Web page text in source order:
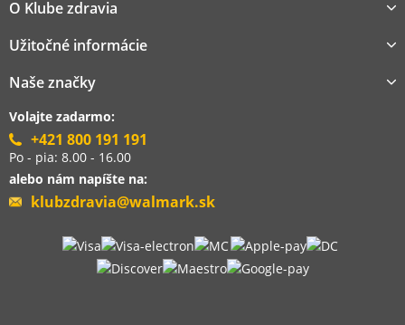
O Klube zdravia
Užitočné informácie
Naše značky
Volajte zadarmo:
+421 800 191 191
Po - pia: 8.00 - 16.00
alebo nám napíšte na:
klubzdravia@walmark.sk